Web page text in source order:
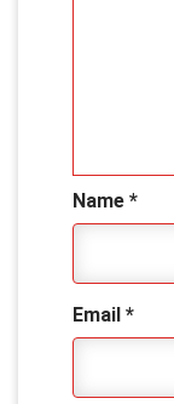
Name *
Email *